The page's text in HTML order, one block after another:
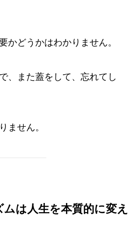
かどうかはわかりません。
、また蓋をして、忘れてし
ません。
は人生を本質的に変え